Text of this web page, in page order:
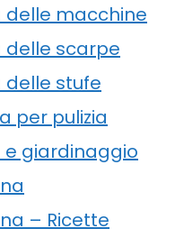
delle macchine
delle scarpe
delle stufe
per pulizia
giardinaggio
– Ricette